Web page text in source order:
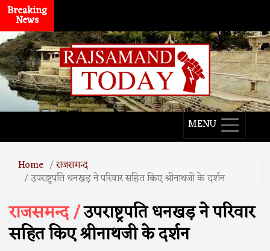
Breaking
News
MENU
Home राजसमन्द
उपराष्ट्रपति धनखड़ ने परिवार सहित किए श्रीनाथजी के दर्शन
राजसमन्द /उपराष्ट्रपति धनखड़ ने परिवार
सहित किए श्रीनाथजी के दर्शन